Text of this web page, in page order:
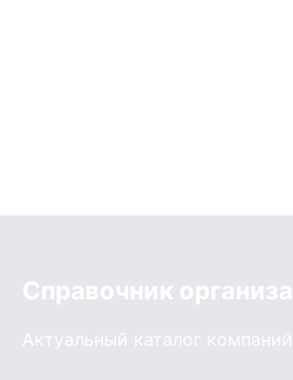
Справочник
Актуальный каталог